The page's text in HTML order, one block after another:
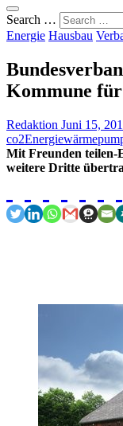
Search …
Energie Hausbau
Kommune
Redaktion Juni 15,
co2Energie
Mit Freunden teilen-
weitere Dritte